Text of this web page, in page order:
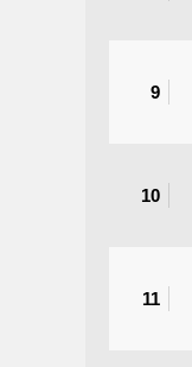
9
10
11